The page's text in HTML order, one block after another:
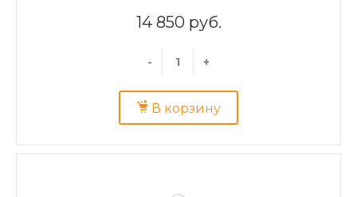
14 850 руб.
- +
В корзину